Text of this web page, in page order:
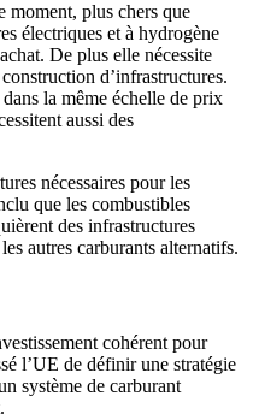
moment, plus chers que
électriques et à hydrogène
De plus elle nécessite
d’infrastructures.
la même échelle de prix
aussi des
nécessaires pour les
que les combustibles
des infrastructures
autres carburants alternatifs.
cohérent pour
l’UE de définir une stratégie
système de carburant